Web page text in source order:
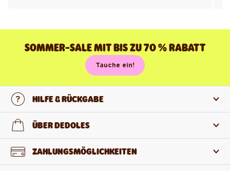
SOMMER-SALE MIT BIS ZU 70 % RABATT
Tauche ein!
HILFE & RÜCKGABE
Kontaktiere uns
Rückgabe und Reklamation
ÜBER DEDOLES
Über unsZAHLUNGSMÖGLICHKEITEN